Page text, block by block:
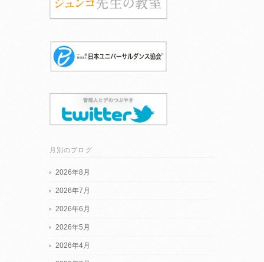
月別のブログ
2026年8月
2026年7月
2026年6月
2026年5月
2026年4月